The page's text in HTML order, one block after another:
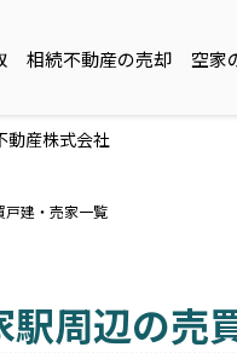
相続不動産の売却 空家
動産株式会社
戸建・売家一覧
駅周辺の売